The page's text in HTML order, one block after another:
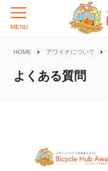
HOME アワイチについて
よくある質問
MENU